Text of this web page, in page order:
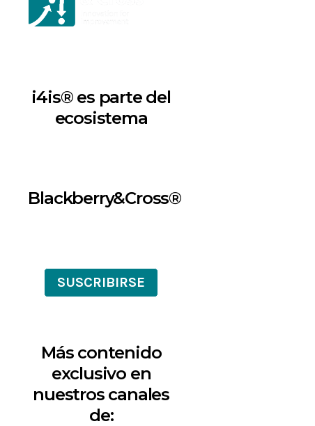
i4is® es parte del
ecosistema
Blackberry&Cross®
SUSCRIBIRSE
Más contenido
exclusivo en
nuestros canales
de: